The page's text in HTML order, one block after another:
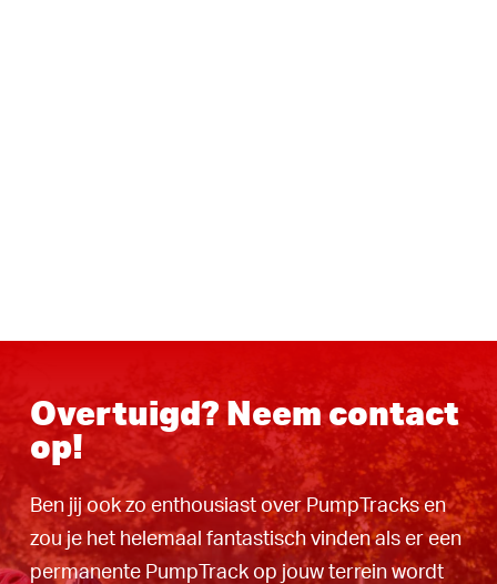
Overtuigd? Neem contact
op!
Ben jij ook zo enthousiast over PumpTracks en
zou je het helemaal fantastisch vinden als er een
permanente PumpTrack op jouw terrein wordt